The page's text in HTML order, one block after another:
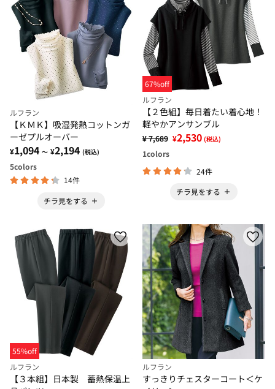
ルフラン
【ＫＭＫ】吸湿発熱コットンガ
ーゼプルオーバー
¥1,094 ～ ¥2,194 (税込)
5colors
14件
チラ見をする
67%off
ルフラン
【２色組】毎日着たい着心地！
軽やかアンサンブル
¥ 7,689 ¥2,530 (税込)
1colors
24件
チラ見をする
55%off
ルフラン
【３本組】日本製 蓄熱保温上
ルフラン
すっきりチェスターコート＜ケ